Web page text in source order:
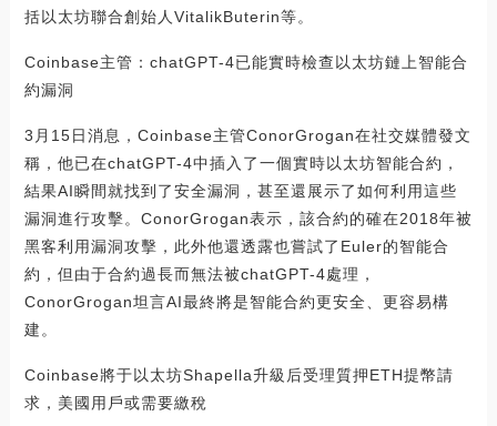
括以太坊聯合創始人VitalikButerin等。
Coinbase主管：chatGPT-4已能實時檢查以太坊鏈上智能合
約漏洞
3月15日消息，Coinbase主管ConorGrogan在社交媒體發文
稱，他已在chatGPT-4中插入了一個實時以太坊智能合約，
結果AI瞬間就找到了安全漏洞，甚至還展示了如何利用這些
漏洞進行攻擊。ConorGrogan表示，該合約的確在2018年被
黑客利用漏洞攻擊，此外他還透露也嘗試了Euler的智能合
約，但由于合約過長而無法被chatGPT-4處理，
ConorGrogan坦言AI最終將是智能合約更安全、更容易構
建。
Coinbase將于以太坊Shapella升級后受理質押ETH提幣請
求，美國用戶或需要繳稅